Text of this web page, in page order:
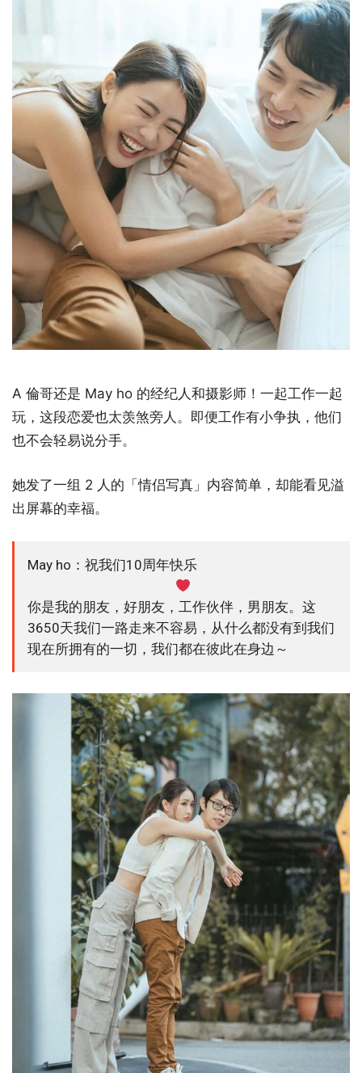
A 倫哥还是 May ho 的经纪人和摄影师！一起工作一起
玩，这段恋爱也太羡煞旁人。即便工作有小争执，他们
也不会轻易说分手。
她发了一组 2 人的「情侣写真」内容简单，却能看见溢
出屏幕的幸福。
May ho：祝我们10周年快乐
你是我的朋友，好朋友，工作伙伴，男朋友。这
3650天我们一路走来不容易，从什么都没有到我们
现在所拥有的一切，我们都在彼此在身边～